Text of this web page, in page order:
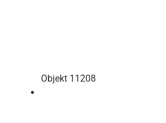
Objekt 11208